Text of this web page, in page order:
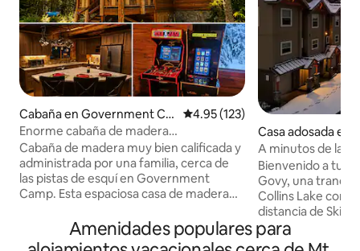
Cabaña en Government Ca
mp
Calificación promedio: 4.95 de
4.95 (123)
Enorme cabaña de madera
personalizada - Esquí - Govy - Arcade -
US26
Cabaña de madera muy bien calificada y
administrada por una familia, cerca de
las pistas de esquí en Government
Camp. Esta espaciosa casa de madera
de montaña, con respuestas rápidas y
un cuidado considerado en toda la
Casa adosada en
ent Camp
A minutos de las
Bienvenido a tu
Govy, una
Collins Lake con
distancia de
Aventuras en
encanta la
Amenidades populares para